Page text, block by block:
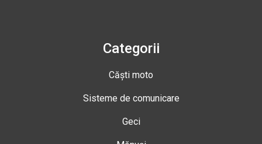
Categorii
Căști moto
Sisteme de comunicare
Geci